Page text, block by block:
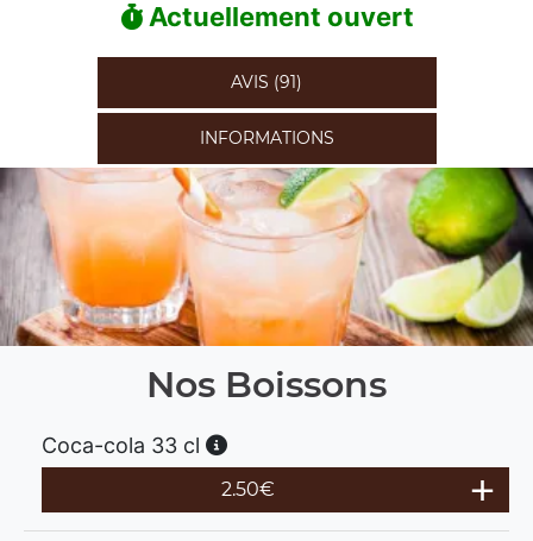
Actuellement ouvert
AVIS (91)
INFORMATIONS
Nos Boissons
Coca-cola 33 cl
2.50€